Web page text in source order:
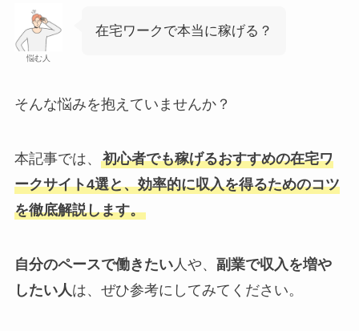
悩む人
在宅ワークで本当に稼げる？
そんな悩みを抱えていませんか？
本記事では、 初心者でも稼げるおすすめの在宅ワ
ークサイト4選と、効率的に収入を得るためのコツ
を徹底解説します。
自分のペースで働きたい人や、 副業で収入を増や
したい人 は、ぜひ参考にしてみてください。